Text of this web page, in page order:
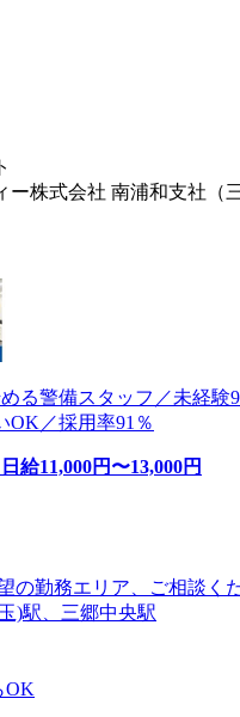
ー株式会社 南浦和支社（
る警備スタッフ／未経験
OK／採用率91％
日給11,000円〜13,000円
の勤務エリア、ご相談く
)駅、三郷中央駅
OK